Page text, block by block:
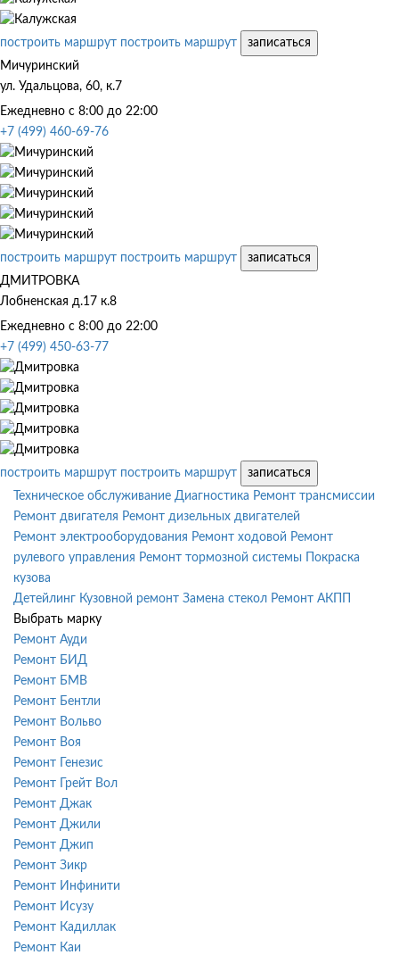
построить маршрут построить маршрут
записаться
Мичуринский
ул. Удальцова, 60, к.7
Ежедневно с 8:00 до 22:00
+7 (499) 460-69-76
построить маршрут построить маршрут
записаться
ДМИТРОВКА
Лобненская д.17 к.8
Ежедневно с 8:00 до 22:00
+7 (499) 450-63-77
построить маршрут построить маршрут
записаться
Техническое обслуживание Диагностика Ремонт трансмиссии
Ремонт двигателя Ремонт дизельных двигателей
Ремонт электрооборудования Ремонт ходовой Ремонт
рулевого управления Ремонт тормозной системы
Покраска
кузова
Детейлинг Кузовной ремонт Замена стекол Ремонт АКПП
Выбрать марку
Ремонт Ауди
Ремонт БИД
Ремонт БМВ
Ремонт Бентли
Ремонт Вольво
Ремонт Воя
Ремонт Генезис
Ремонт Грейт Вол
Ремонт Джак
Ремонт Джили
Ремонт Джип
Ремонт Зикр
Ремонт Инфинити
Ремонт Исузу
Ремонт Кадиллак
Ремонт Каи